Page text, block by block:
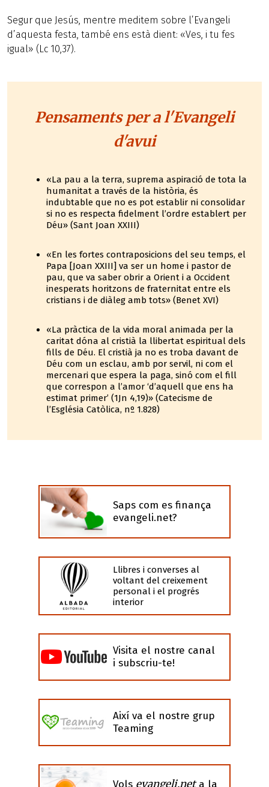
Segur que Jesús, mentre meditem sobre l’Evangeli
d’aquesta festa, també ens està dient: «Ves, i tu fes
igual» (Lc 10,37).
Pensaments per a l'Evangeli
d'avui
«La pau a la terra, suprema aspiració de tota la
humanitat a través de la història, és
indubtable que no es pot establir ni consolidar
si no es respecta fidelment l’ordre establert per
Déu» (Sant Joan XXIII)
«En les fortes contraposicions del seu temps, el
Papa [Joan XXIII] va ser un home i pastor de
pau, que va saber obrir a Orient i a Occident
inesperats horitzons de fraternitat entre els
cristians i de diàleg amb tots» (Benet XVI)
«La pràctica de la vida moral animada per la
caritat dóna al cristià la llibertat espiritual dels
fills de Déu. El cristià ja no es troba davant de
Déu com un esclau, amb por servil, ni com el
mercenari que espera la paga, sinó com el fill
que correspon a l’amor ‘d’aquell que ens ha
estimat primer’ (1Jn 4,19)» (Catecisme de
l’Església Catòlica, nº 1.828)
Saps com es finança
evangeli.net?
Llibres i converses al
voltant del creixement
personal i el progrés
interior
Visita el nostre canal
i subscriu-te!
Així va el nostre grup
Teaming
evangeli.net